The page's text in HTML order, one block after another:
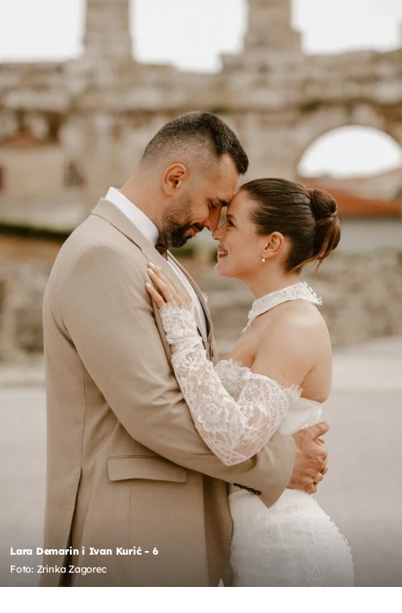
Lara Demarin i Ivan Kurić - 6
Foto: Zrinka Zagorec